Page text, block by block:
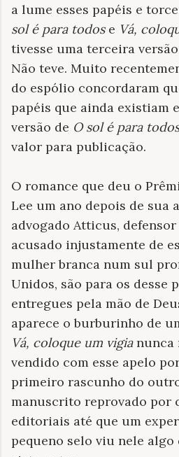
a lume esses papéis e
sol é para todos e Vá,
tivesse uma terceira
Não teve. Muito
do espólio concordaram
papéis que ainda existiam
versão de O sol é para todos
valor para publicação.
O romance que deu o
Lee um ano depois de sua
advogado Atticus,
acusado injustamente de
mulher branca num sul
Unidos, são para os desse
entregues pela mão de
aparece o burburinho de
Vá, coloque um vigianunca
vendido com esse apelo
primeiro rascunho do
manuscrito reprovado por
editoriais até que um
pequeno selo viu nele algo